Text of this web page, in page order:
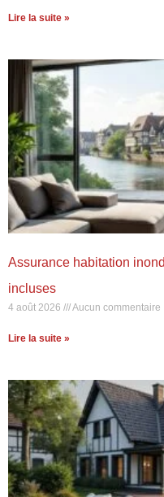
Lire la suite »
Assurance habitation
incluses
4 août 2026 Aucun commentaire
Lire la suite »